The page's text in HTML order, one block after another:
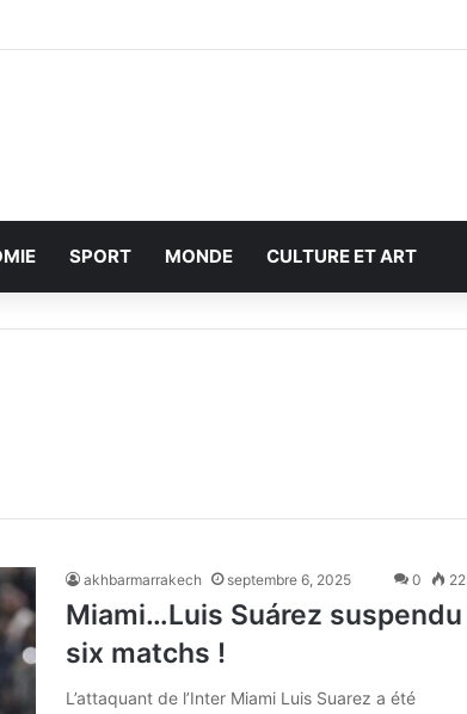
SPORT MONDE CULTURE ET ART
akhbarmarrakech septembre 6, 2025 0 22
Miami…Luis Suárez suspendu
six matchs !
L’attaquant de l’Inter Miami Luis Suarez a été